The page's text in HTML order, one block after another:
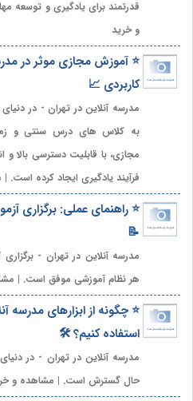
قدرتمند برای یادگیری و
و خرید
⭐️ آموزش مجازی موثر در
کاربردی 📈
مدرسه آنلاین در تهران - در
به کلاس های درس سنتی و
مجازی، با قابلیت دسترسی بالا و
فرآیند یادگیری ایجاد کرده
⭐️ راهنمای عملی: برگزاری
📝
مدرسه آنلاین در تهران -
هر نظام آموزشی موفق است. |
⭐️ چگونه از ابزارهای مدرسه
استفاده کنیم؟ 🛠️
مدرسه آنلاین در تهران - در
حال گسترش است. | مشاهده و